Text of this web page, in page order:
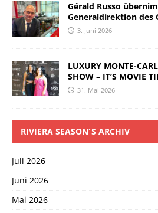
Gérald Russo
Generaldirektion des
3. Juni 2026
LUXURY MONTE-
SHOW – IT’S MOVIE
31. Mai 2026
RIVIERA SEASON´S ARCHIV
Juli 2026
Juni 2026
Mai 2026